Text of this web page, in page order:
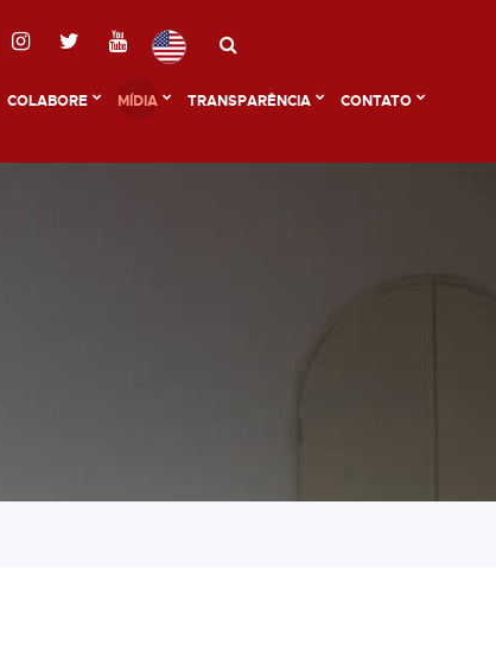
COLABORE MÍDIA TRANSPARÊNCIA CONTATO